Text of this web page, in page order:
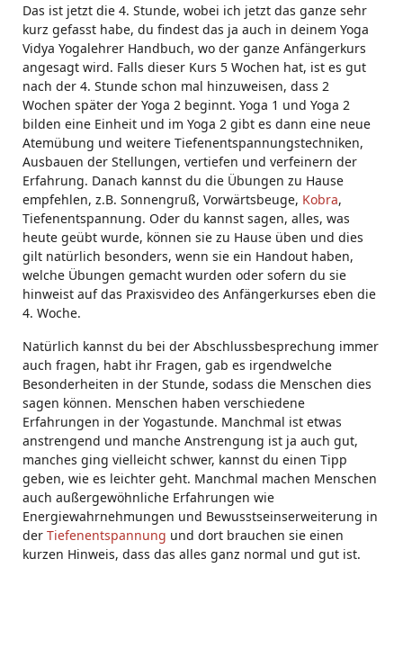
Das ist jetzt die 4. Stunde, wobei ich jetzt das ganze sehr
kurz gefasst habe, du findest das ja auch in deinem Yoga
Vidya Yogalehrer Handbuch, wo der ganze Anfängerkurs
angesagt wird. Falls dieser Kurs 5 Wochen hat, ist es gut
nach der 4. Stunde schon mal hinzuweisen, dass 2
Wochen später der Yoga 2 beginnt. Yoga 1 und Yoga 2
bilden eine Einheit und im Yoga 2 gibt es dann eine neue
Atemübung und weitere Tiefenentspannungstechniken,
Ausbauen der Stellungen, vertiefen und verfeinern der
Erfahrung. Danach kannst du die Übungen zu Hause
empfehlen, z.B. Sonnengruß, Vorwärtsbeuge, Kobra,
Tiefenentspannung. Oder du kannst sagen, alles, was
heute geübt wurde, können sie zu Hause üben und dies
gilt natürlich besonders, wenn sie ein Handout haben,
welche Übungen gemacht wurden oder sofern du sie
hinweist auf das Praxisvideo des Anfängerkurses eben die
4. Woche.
Natürlich kannst du bei der Abschlussbesprechung immer
auch fragen, habt ihr Fragen, gab es irgendwelche
Besonderheiten in der Stunde, sodass die Menschen dies
sagen können. Menschen haben verschiedene
Erfahrungen in der Yogastunde. Manchmal ist etwas
anstrengend und manche Anstrengung ist ja auch gut,
manches ging vielleicht schwer, kannst du einen Tipp
geben, wie es leichter geht. Manchmal machen Menschen
auch außergewöhnliche Erfahrungen wie
Energiewahrnehmungen und Bewusstseinserweiterung in
der Tiefenentspannung und dort brauchen sie einen
kurzen Hinweis, dass das alles ganz normal und gut ist.